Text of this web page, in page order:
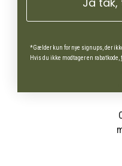
*Gælder kun for nye signups, der
Hvis du ikke modtager en rabatkode,